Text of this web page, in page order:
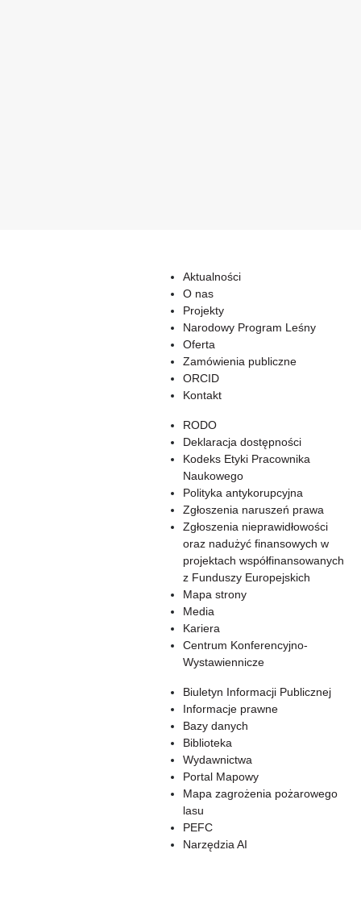
Aktualności
O nas
Projekty
Narodowy Program Leśny
Oferta
Zamówienia publiczne
ORCID
Kontakt
RODO
Deklaracja dostępności
Kodeks Etyki Pracownika
Naukowego
Polityka antykorupcyjna
Zgłoszenia naruszeń prawa
Zgłoszenia nieprawidłowości
oraz nadużyć finansowych w
projektach współfinansowanych
z Funduszy Europejskich
Mapa strony
Media
Kariera
Centrum Konferencyjno-
Wystawiennicze
Biuletyn Informacji Publicznej
Informacje prawne
Bazy danych
Biblioteka
Wydawnictwa
Portal Mapowy
Mapa zagrożenia pożarowego
lasu
PEFC
Narzędzia AI